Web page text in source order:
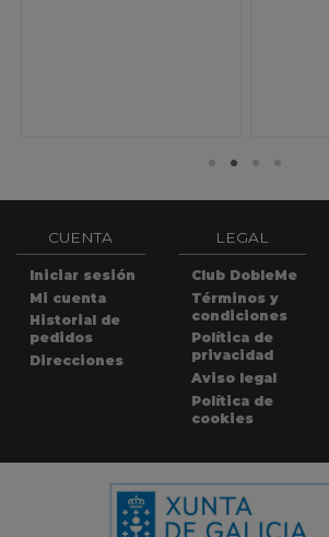
CUENTA
Iniciar sesión
Mi cuenta
Historial de
pedidos
Direcciones
LEGAL
Club DobleMe
Términos y
condiciones
Política de
privacidad
Aviso legal
Política de
cookies